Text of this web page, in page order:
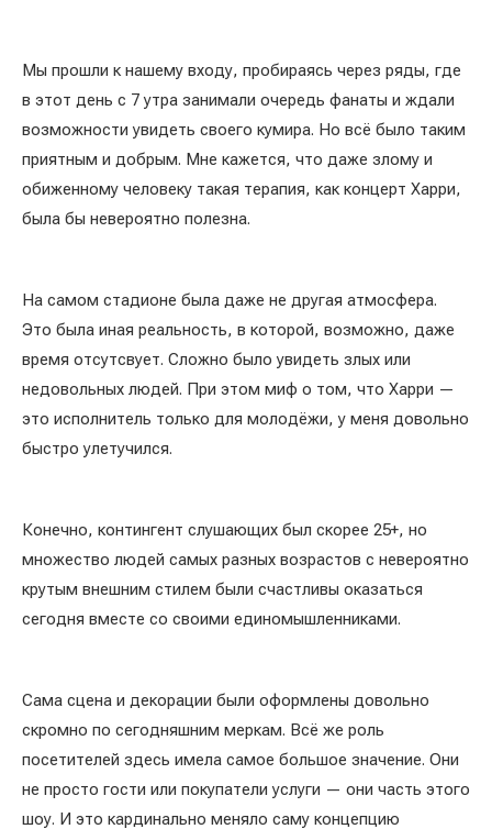
Мы прошли к нашему входу, пробираясь через ряды, где
в этот день с 7 утра занимали очередь фанаты и ждали
возможности увидеть своего кумира. Но всё было таким
приятным и добрым. Мне кажется, что даже злому и
обиженному человеку такая терапия, как концерт Харри,
была бы невероятно полезна.
На самом стадионе была даже не другая атмосфера.
Это была иная реальность, в которой, возможно, даже
время отсутсвует. Сложно было увидеть злых или
недовольных людей. При этом миф о том, что Харри —
это исполнитель только для молодёжи, у меня довольно
быстро улетучился.
Конечно, контингент слушающих был скорее 25+, но
множество людей самых разных возрастов с невероятно
крутым внешним стилем были счастливы оказаться
сегодня вместе со своими единомышленниками.
Сама сцена и декорации были оформлены довольно
скромно по сегодняшним меркам. Всё же роль
посетителей здесь имела самое большое значение. Они
не просто гости или покупатели услуги — они часть этого
шоу. И это кардинально меняло саму концепцию